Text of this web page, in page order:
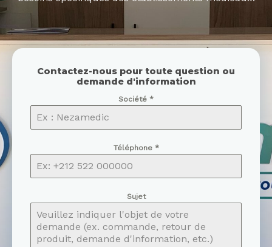
Contactez-nous pour toute question ou
demande d'information
Société *
Téléphone *
Sujet